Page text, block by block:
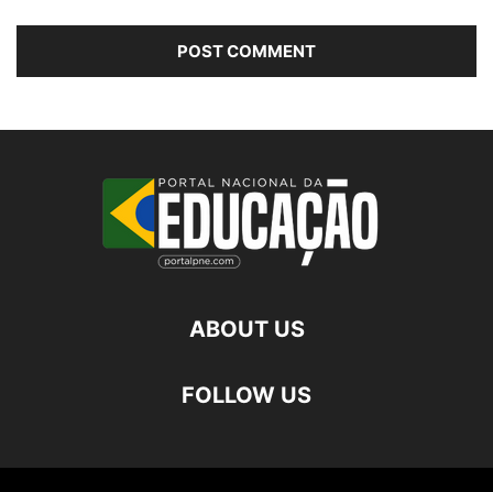
ABOUT US
FOLLOW US